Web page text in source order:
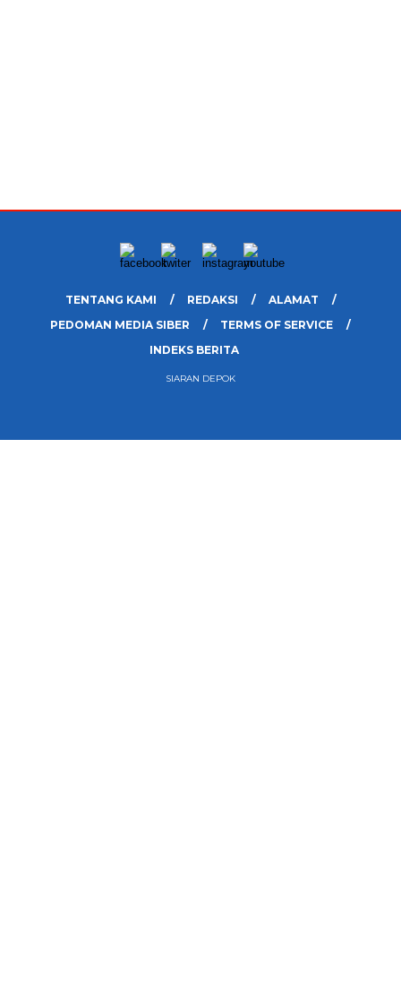
TENTANG KAMI REDAKSI
ALAMAT
PEDOMAN MEDIA SIBER
TERMS OF SERVICE
INDEKS BERITA
SIARAN DEPOK